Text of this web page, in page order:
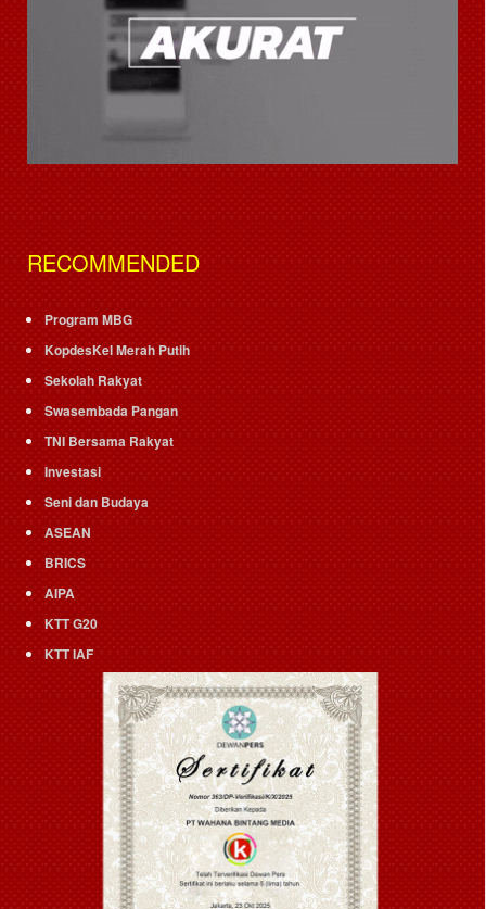
RECOMMENDED
Program MBG
KopdesKel Merah Putih
Sekolah Rakyat
Swasembada Pangan
TNI Bersama Rakyat
Investasi
Seni dan Budaya
ASEAN
BRICS
AIPA
KTT G20
KTT IAF